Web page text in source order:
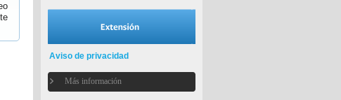
Aviso de privacidad
Más información